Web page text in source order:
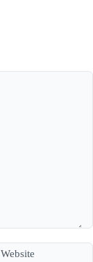
Website